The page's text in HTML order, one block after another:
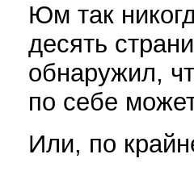
Юм так
десять
обнаружил,
по себе
Или, по